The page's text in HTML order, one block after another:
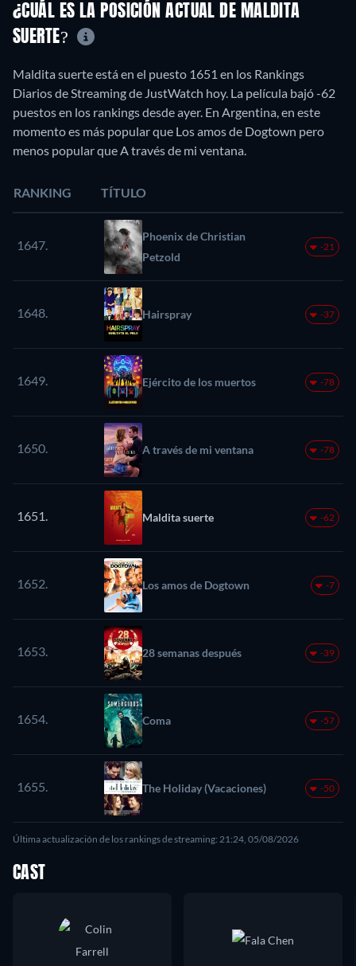
¿CUÁL ES LA POSICIÓN ACTUAL DE MALDITA
SUERTE?
Maldita suerte está en el puesto 1651 en los Rankings
Diarios de Streaming de JustWatch hoy. La película bajó -62
puestos en los rankings desde ayer. En Argentina, en este
momento es más popular que Los amos de Dogtown pero
menos popular que A través de mi ventana.
RANKING TÍTULO
1647.
Phoenix de Christian
Petzold
-21
1648. Hairspray -37
1649. Ejército de los muertos -78
1650. A través de mi ventana -78
1651. Maldita suerte -62
1652. Los amos de Dogtown -7
1653. 28 semanas después -39
1654. Coma -57
1655. The Holiday (Vacaciones) -50
Última actualización de los rankings de streaming: 21:24, 05/08/2026
CAST